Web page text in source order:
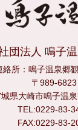
団法人 鳴子
絡所：鳴子温泉郷
〒989-6823
県大崎市鳴子温
TEL:0229-83-
FAX:0229-83-